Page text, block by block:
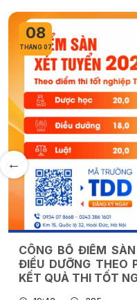
BỐ ĐIỂM SÀN
DƯỠNG THEO
QUẢ THI TỐT